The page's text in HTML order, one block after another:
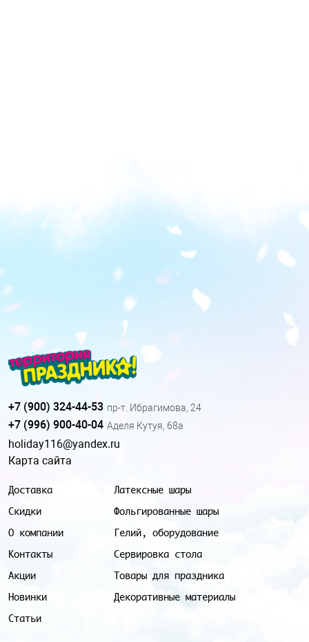
Доставка
Скидки
О компании
Контакты
Акции
Новинки
Статьи
Латексные шары
Фольгированные шары
Гелий, оборудование
Сервировка стола
Товары для праздника
Декоративные материалы
+7 (900) 324-44-53 пр-т. Ибрагимова, 24
+7 (996) 900-40-04 Аделя Кутуя, 68а
holiday116@yandex.ru
Карта сайта